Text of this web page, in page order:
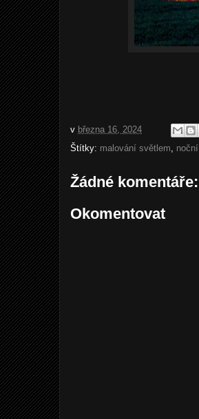
v března 16, 2024
Štítky: malování světlem, noční
Žádné komentáře:
Okomentovat